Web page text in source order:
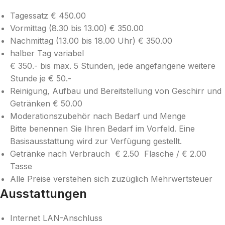
Tagessatz € 450.00
Vormittag (8.30 bis 13.00) € 350.00
Nachmittag (13.00 bis 18.00 Uhr) € 350.00
halber Tag variabel
€ 350.- bis max. 5 Stunden, jede angefangene weitere
Stunde je € 50.-
Reinigung, Aufbau und Bereitstellung von Geschirr und
Getränken € 50.00
Moderationszubehör nach Bedarf und Menge
Bitte benennen Sie Ihren Bedarf im Vorfeld. Eine
Basisausstattung wird zur Verfügung gestellt.
Getränke nach Verbrauch € 2.50 Flasche / € 2.00
Tasse
Alle Preise verstehen sich zuzüglich Mehrwertsteuer
Ausstattungen
Internet LAN-Anschluss